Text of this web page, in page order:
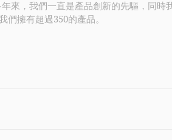
來，我們一直是產品創新的先驅，同時
們擁有超過350的產品。